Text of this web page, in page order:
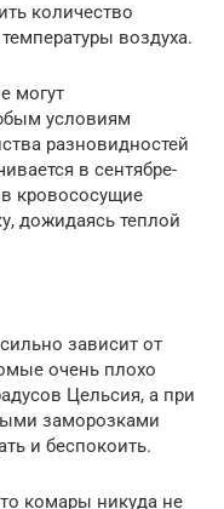
количество
воздуха.
могут
условиям
разновидностей
в сентябре-
кровососущие
дожидаясь теплой
зависит от
очень плохо
Цельсия, а при
заморозками
и беспокоить.
комары никуда не